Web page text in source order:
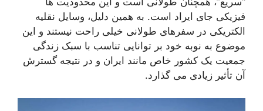
فیزیکی جای ایراد است. به همین دلیل، وسایل نقلیه
الکتریکی در سفرهای طولانی خیلی راحت نیستند و این
موضوع به نوبه خود بر توانایی تناسب با سبک زندگی
جمعیت یک کشور خاص مانند ایران و در نتیجه گسترش
آن تأثیر زیادی می گذارد.